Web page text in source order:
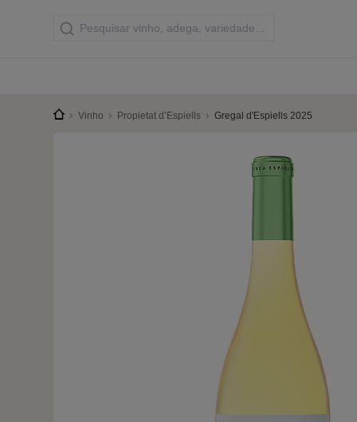
Vinho Propietat d’Espiells Gregal d'Espiells 2025